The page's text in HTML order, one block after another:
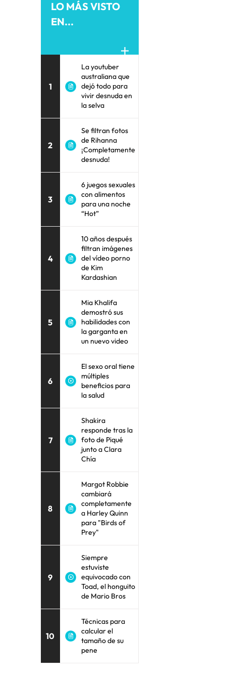
LO MÁS VISTO
EN...
1
La youtuber
australiana que
dejó todo para
vivir desnuda en
la selva
2
Se filtran fotos
de Rihanna
¡Completamente
desnuda!
3
6 juegos sexuales
con alimentos
para una noche
“Hot”
4
10 años después
filtran imágenes
del vídeo porno
de Kim
Kardashian
5
Mia Khalifa
demostró sus
habilidades con
la garganta en
un nuevo video
6
El sexo oral tiene
múltiples
beneficios para
la salud
7
Shakira
responde tras la
foto de Piqué
junto a Clara
Chía
8
Margot Robbie
cambiará
completamente
a Harley Quinn
para "Birds of
Prey"
9
Siempre
estuviste
equivocado con
Toad, el honguito
de Mario Bros
10
Técnicas para
calcular el
tamaño de su
pene